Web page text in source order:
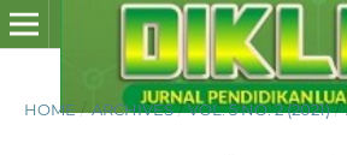
HOME / ARCHIVES / VOL. 5 NO. 2 (2021) /